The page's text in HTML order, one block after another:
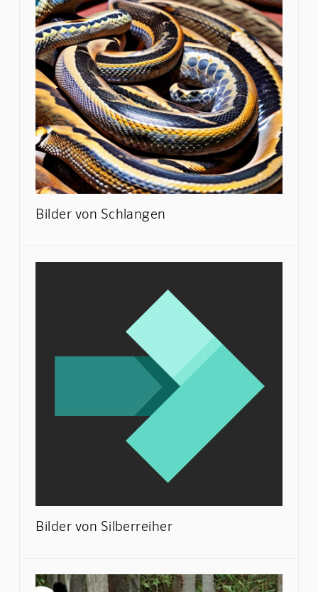
Bilder von Schlangen
Bilder von Silberreiher